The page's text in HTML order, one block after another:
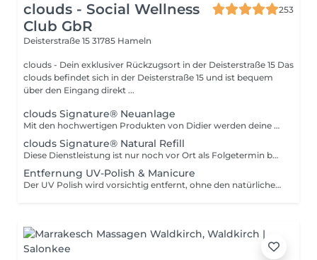
clouds - Social Wellness
Club GbR
253
Deisterstraße 15 31785 Hameln
clouds - Dein exklusiver Rückzugsort in der Deisterstraße 15 Das
clouds befindet sich in der Deisterstraße 15 und ist bequem
über den Eingang direkt ...
clouds Signature® Neuanlage
Mit den hochwertigen Produkten von Didier werden deine Naturnägel perfekt verstärkt und elegant in Szene gesetzt. Der Fokus liegt auf einem natürlichen, gepflegten Look du wählst aus verschiedenen Nude-Tönen deinen persönlichen Favoriten. Durch präzise Verarbeitung und ausgewählte Materialien gewährleisten wir bei entsprechender Pflege der Nagelhaut eine Haltbarkeit von bis zu 3 Wochen. Das Ergebnis: natürlich verstärkte, gepflegte Nägel ein ebenmäßiges, elegantes Finish langanhaltende Stabilität und Glanz Der Leistungsumfang ist bei allen Varianten identisch der Unterschied liegt im Erfahrungslevel der behandelnden Person. Master Neuanlage Durchgeführt von Sophie mit langjähriger Erfahrung, höchster Präzision und einem besonders geschulten Blick für Ästhetik und Details. Für alle, die sich maximale Perfektion und ein besonders exklusives Ergebnis wünschen. Expert Neuanlage Durchgeführt von Aleksandra und Gentiana mit viel Sorgfalt, Feingefühl und einem hohen Qualitätsanspruch. Für dich, wenn du ein hochwertiges, natürliches Ergebnis in entspannter Atmosphäre genießen möchtest.
clouds Signature® Natural Refill
Diese Dienstleistung ist nur noch vor Ort als Folgetermin buchbar oder per Kontaktaufnahme mit uns. Mit den Produkten von Didier werden deine natürlichen Nägel perfekt in Szene gesetzt und verstärkt. Bei diesem natürlichen Look der Nägel kannst du zwischen verschiedenen Nude Tönen deinen ganz besonderen Liebling wählen. Wir gewährleisten eine Haltbarkeit bei entsprechender Pflege der Nagelhaut von 3 Wochen.
Entfernung UV-Polish & Manicure
Der UV Polish wird vorsichtig entfernt, ohne den natürlichen Nagel zu schädigen. Anschließend wird die Nagelhaut gepflegt, die Nägel in Form gebracht und überschüssige Haut entfernt. Zum Abschluss wird eine pflegende Handcreme sowie ein hochwertiges Nagelöl aufgetragen.